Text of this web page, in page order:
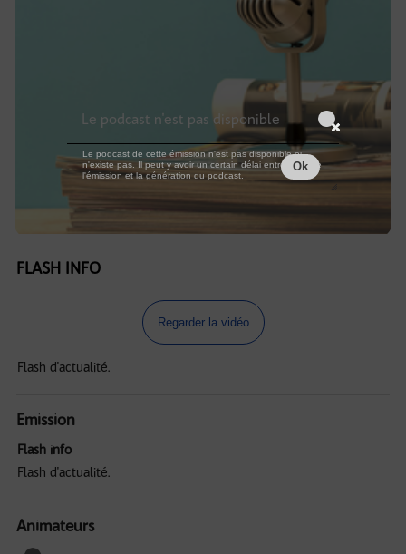
FLASH INFO
Regarder la vidéo
Flash d'actualité.
Emission
Flash info
Flash d'actualité.
Animateurs
Le podcast n'est pas disponible
Le podcast de cette émission n'est pas disponible ou
n'existe pas. Il peut y avoir un certain délai entre la fin de
l'émission et la génération du podcast.
Ok